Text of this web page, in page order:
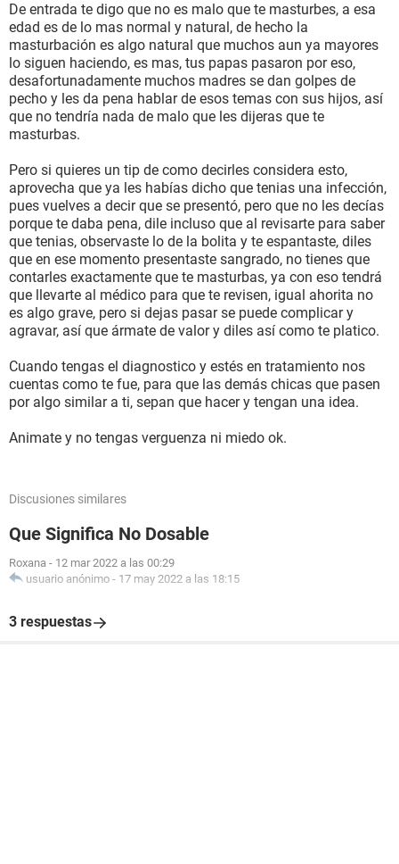
De entrada te digo que no es malo que te masturbes, a esa
edad es de lo mas normal y natural, de hecho la
masturbación es algo natural que muchos aun ya mayores
lo siguen haciendo, es mas, tus papas pasaron por eso,
desafortunadamente muchos madres se dan golpes de
pecho y les da pena hablar de esos temas con sus hijos, así
que no tendría nada de malo que les dijeras que te
masturbas.
Pero si quieres un tip de como decirles considera esto,
aprovecha que ya les habías dicho que tenias una infección,
pues vuelves a decir que se presentó, pero que no les decías
porque te daba pena, dile incluso que al revisarte para saber
que tenias, observaste lo de la bolita y te espantaste, diles
que en ese momento presentaste sangrado, no tienes que
contarles exactamente que te masturbas, ya con eso tendrá
que llevarte al médico para que te revisen, igual ahorita no
es algo grave, pero si dejas pasar se puede complicar y
agravar, así que ármate de valor y diles así como te platico.
Cuando tengas el diagnostico y estés en tratamiento nos
cuentas como te fue, para que las demás chicas que pasen
por algo similar a ti, sepan que hacer y tengan una idea.
Animate y no tengas verguenza ni miedo ok.
Discusiones similares
Que Significa No Dosable
Roxana - 12 mar 2022 a las 00:29
usuario anónimo - 17 may 2022 a las 18:15
3 respuestas